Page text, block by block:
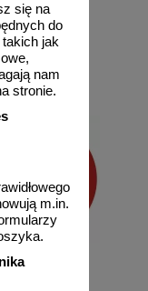
się na
do
takich jak
nam
stronie.
m.in.
2,58 zł
2,10 zł netto
do koszyka